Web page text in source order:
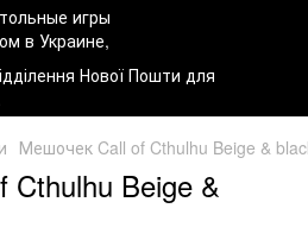
Нової Пошти для
Мешочек Call of Cthulhu Beige &
Beige &